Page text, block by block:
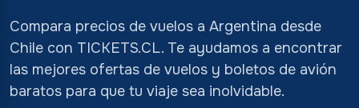
Compara precios de vuelos a Argentina desde
Chile con TICKETS.CL. Te ayudamos a encontrar
las mejores ofertas de vuelos y boletos de avión
baratos para que tu viaje sea inolvidable.